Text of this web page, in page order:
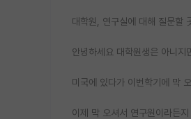
대학원, 연구실에 대해 질문할
안녕하세요 대학원생은 아니지
미국에 있다가 이번학기에 막
이제 막 오셔서 연구원이라든